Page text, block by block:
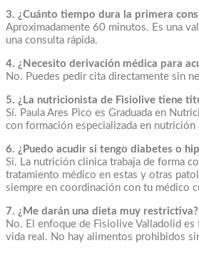
3. ¿Cuánto tiempo dura la primera
Aproximadamente 60 minutos. Es una
una consulta rápida.
4. ¿Necesito derivación médica para
No. Puedes pedir cita directamente sin
5. ¿La nutricionista de Fisiolive tiene
Sí. Paula Ares Pico es Graduada en
con formación especializada en nutrición
6. ¿Puedo acudir si tengo diabetes o
Sí. La nutrición clínica trabaja de forma
tratamiento médico en estas y otras
siempre en coordinación con tu médico
7. ¿Me darán una dieta muy restrictiva?
No. El enfoque de Fisiolive Valladolid es
vida real. No hay alimentos prohibidos